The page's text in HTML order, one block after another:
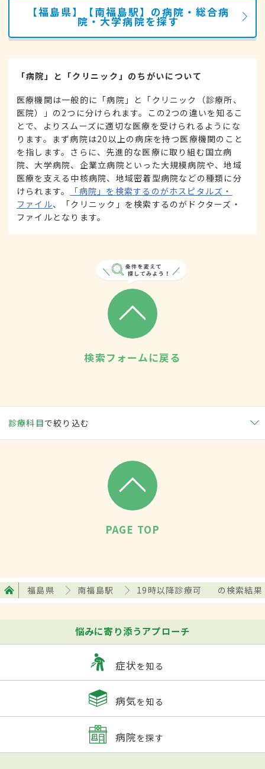
【福島県】【南福島駅】の病院・総合病
院・大学病院を探す
「病院」と「クリニック」のちがいについて
医療機関は一般的に「病院」と「クリニック（診療所、
医院）」の2つに分けられます。この2つの違いを知るこ
とで、よりスムーズに適切な医療を受けられるようにな
ります。まず病院は20以上の病床を持つ医療機関のこと
を指します。さらに、先進的な医療に取り組む国立病
院、大学病院、企業立病院といった大規模病院や、地域
医療を支える中核病院、地域密着型病院などの種類に分
けられます。
「病院」を検索するのがホスピタルズ・
ファイル、「クリニック」を検索するのがドクターズ・
ファイルとなります。
検索フォームに戻る
診療科目で絞り込む
PAGE TOP
福島県 南福島駅 19時以降診療可 の検索結果
悩みに寄り添うアプローチ
症状を知る
病気を知る
病院を探す